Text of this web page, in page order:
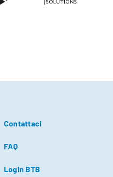
Contattaci
FAQ
Login BTB